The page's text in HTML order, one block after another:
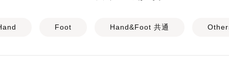
Foot Hand&Foot 共通